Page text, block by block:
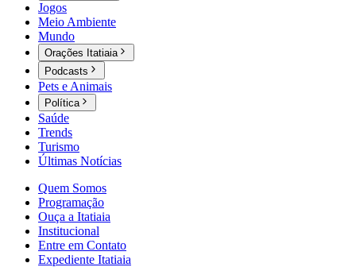
Jogos
Meio Ambiente
Mundo
Orações Itatiaia
Podcasts
Pets e Animais
Política
Saúde
Trends
Turismo
Últimas Notícias
Quem Somos
Programação
Ouça a Itatiaia
Institucional
Entre em Contato
Expediente Itatiaia